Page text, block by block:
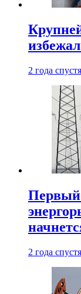
2 года спустя
Первый
2 года спустя